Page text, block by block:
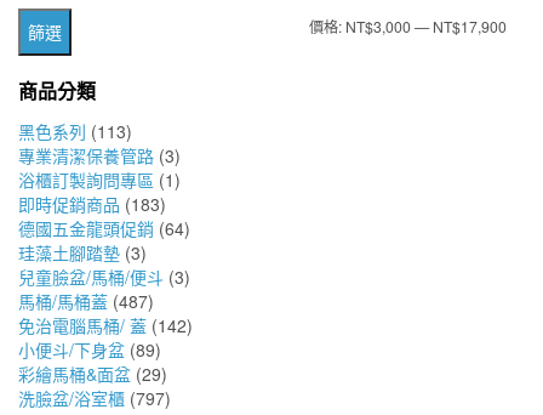
最最
篩選 價格: NT$3,000—NT$17,900
商品分類
黑色系列 (113)
專業清潔保養管路 (3)
浴櫃訂製詢問專區 (1)
即時促銷商品 (183)
德國五金龍頭促銷 (64)
珪藻土腳踏墊 (3)
兒童臉盆/馬桶/便斗 (3)
馬桶/馬桶蓋 (487)
免治電腦馬桶/ 蓋 (142)
小便斗/下身盆 (89)
彩繪馬桶&面盆 (29)
洗臉盆/浴室櫃 (797)